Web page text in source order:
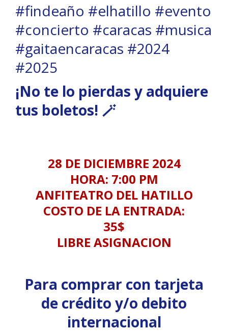
#findeaño #elhatillo #evento
#concierto #caracas #musica
#gaitaencaracas #2024
#2025
¡No te lo pierdas y adquiere
tus boletos! 🪄
28 DE DICIEMBRE 2024
HORA: 7:00 PM
ANFITEATRO DEL HATILLO
COSTO DE LA ENTRADA:
35$
LIBRE ASIGNACION
Para comprar con tarjeta
de crédito y/o debito
internacional